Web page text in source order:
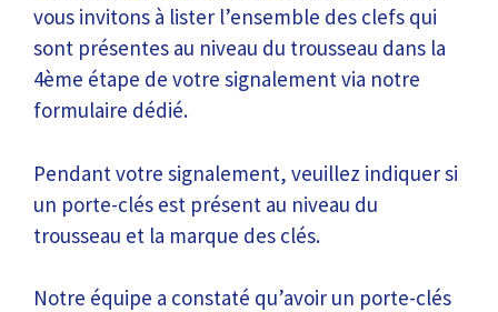
vous invitons à lister l’ensemble des clefs qui
sont présentes au niveau du trousseau dans la
4ème étape de votre signalement via notre
formulaire dédié.
Pendant votre signalement, veuillez indiquer si
un porte-clés est présent au niveau du
trousseau et la marque des clés.
Notre équipe a constaté qu’avoir un porte-clés